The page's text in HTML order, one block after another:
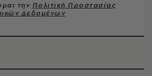
την Πολιτική Προστασίας
Δεδομένων